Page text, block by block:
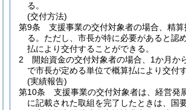
る。
(交付方法)
第9条
支援事業の交付対象者の場合、精
る。 ただし、市長が特に必要があると認
払により交付することができる。
2
開始資金の交付対象者の場合、1か月か
で市長が定める単位で概算払により交付す
(実績報告)
第10条
支援事業の交付対象者は、経営発
に記載された取組を完了したときは、国